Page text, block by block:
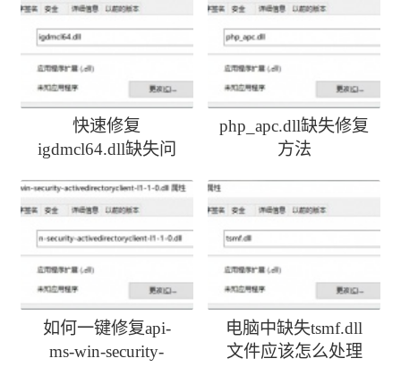
快速修复
igdmcl64.dll缺失问
php_apc.dll缺失修复
方法
如何一键修复api-
ms-win-security-
电脑中缺失tsmf.dll
文件应该怎么处理